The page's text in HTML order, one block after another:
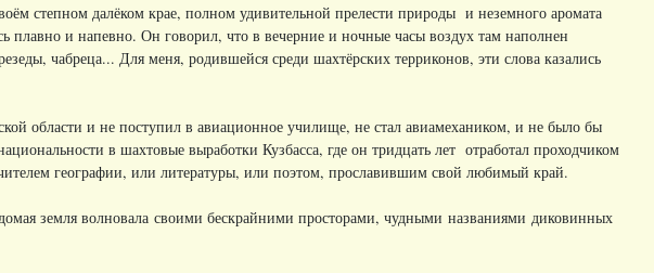
степном далёком крае, полном удивительной прелести природы и неземного аромата
плавно и напевно. Он говорил, что в вечерние и ночные часы воздух там наполнен
чабреца... Для меня, родившейся среди шахтёрских терриконов, эти слова казались
области и не поступил в авиационное училище, не стал авиамехаником, и не было бы
в шахтовые выработки Кузбасса, где он тридцать лет отработал проходчиком
географии, или литературы, или поэтом, прославившим свой любимый край.
земля волновала своими бескрайними просторами, чудными названиями диковинных